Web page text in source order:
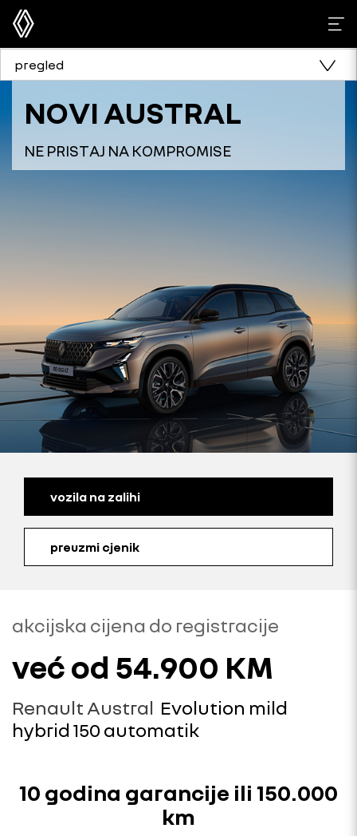
pregled
NOVI AUSTRAL
NE PRISTAJ NA KOMPROMISE
vozila na zalihi
preuzmi cjenik
akcijska cijena do registracije
već od 54.900 KM
Renault Austral Evolution mild
hybrid 150 automatik
10 godina garancije ili 150.000
km